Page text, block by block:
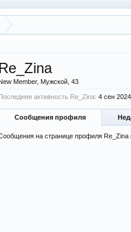
Re_Zina
Member, Мужской, 43
активность Re_Zina: 4 сен 2024
Сообщения профиля
на странице профиля Re_Zina